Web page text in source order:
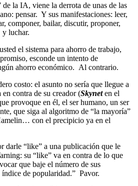
de la IA, viene la derrota de unas de las
pensar. Y sus manifestaciones: leer,
componer, bailar, discutir, proponer,
luchar.
el sistema para ahorro de trabajo,
esconde un intento de
ahorro económico. Al contrario.
costo: el asunto no sería que llegue a
contra de su creador (Skyneten el
provoque en él, el ser humano, un ser
que siga al algoritmo de “la mayoría”
con el precipicio ya en el
darle “like” a una publicación que le
su “like” va en contra de lo que
que baje el número de sus
índice de popularidad.” Pavor.